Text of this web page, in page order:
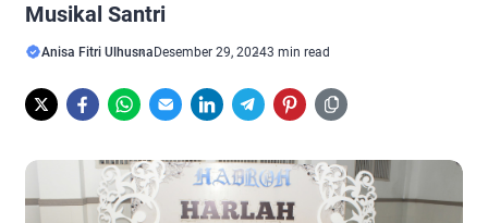
Musikal Santri
Anisa Fitri Ulhusna Desember 29, 20243 min read